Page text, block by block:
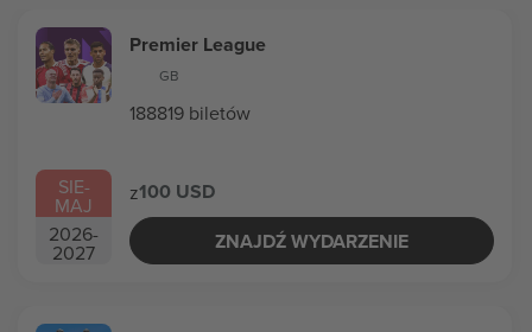
SIE-
MAJ
2026-
2027
Premier League
GB
188819 biletów
z100 USD
ZNAJDŹ WYDARZENIE